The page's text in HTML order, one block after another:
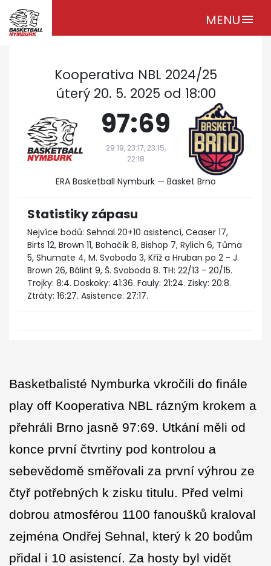
MENUmenu
Kooperativa NBL 2024/25
úterý 20. 5. 2025 od 18:00
97:69
29:19, 23:17, 23:15,
22:18
ERA Basketball Nymburk — Basket Brno
Statistiky zápasu
Nejvíce bodů: Sehnal 20+10 asistencí, Ceaser 17,
Birts 12, Brown 11, Bohačík 8, Bishop 7, Rylich 6, Tůma
5, Shumate 4, M. Svoboda 3, Kříž a Hruban po 2 - J.
Brown 26, Bálint 9, Š. Svoboda 8. TH: 22/13 - 20/15.
Trojky: 8:4. Doskoky: 41:36. Fauly: 21:24. Zisky: 20:8.
Ztráty: 16:27. Asistence: 27:17.
Basketbalisté Nymburka vkročili do finále
play off Kooperativa NBL rázným krokem a
přehráli Brno jasně 97:69. Utkání měli od
konce první čtvrtiny pod kontrolou a
sebevědomě směřovali za první výhrou ze
čtyř potřebných k zisku titulu. Před velmi
dobrou atmosférou 1100 fanoušků kraloval
zejména Ondřej Sehnal, který k 20 bodům
přidal i 10 asistencí. Za hosty byl vidět